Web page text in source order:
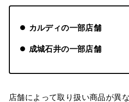
カルディの一部店舗
成城石井の一部店舗
店舗によって取り扱い商品が異